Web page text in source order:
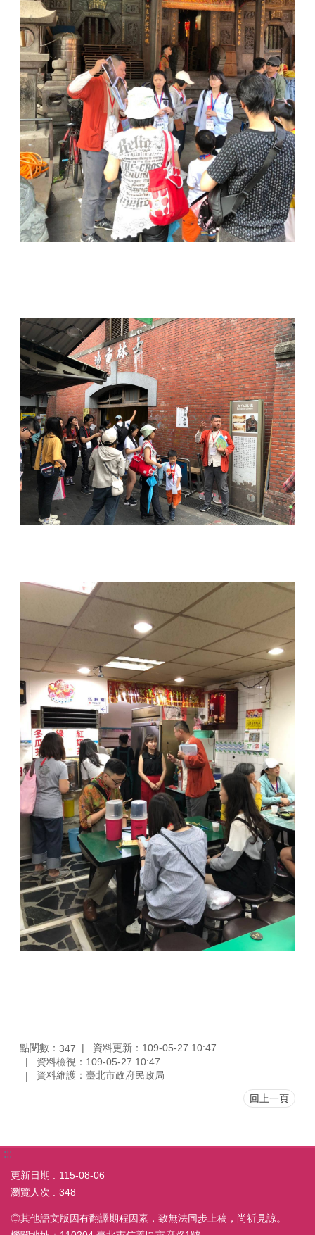
點閱數： 347
資料更新：109-05-27 10:47
資料檢視：109-05-27 10:47
資料維護：臺北市政府民政局
回上一頁
:::
更新日期
115-08-06
瀏覽人次
348
◎其他語文版因有翻譯期程因素，致無法同步上稿，尚祈見諒。